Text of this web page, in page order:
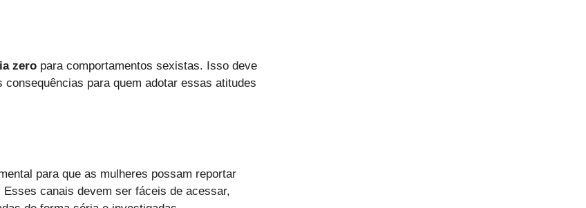
zero para comportamentos sexistas. Isso deve
para quem adotar essas atitudes
para que as mulheres possam reportar
canais devem ser fáceis de acessar,